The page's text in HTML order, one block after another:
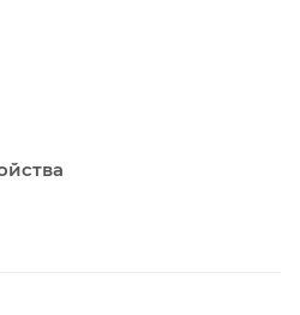
шатуны, подвеска для